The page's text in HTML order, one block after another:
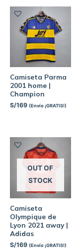
Camiseta Parma
2001 home |
Champion
S/169 (Envío ¡GRATIS!)
OUT OF
STOCK
Camiseta
Olympique de
Lyon 2021 away |
Adidas
S/169 (Envío ¡GRATIS!)